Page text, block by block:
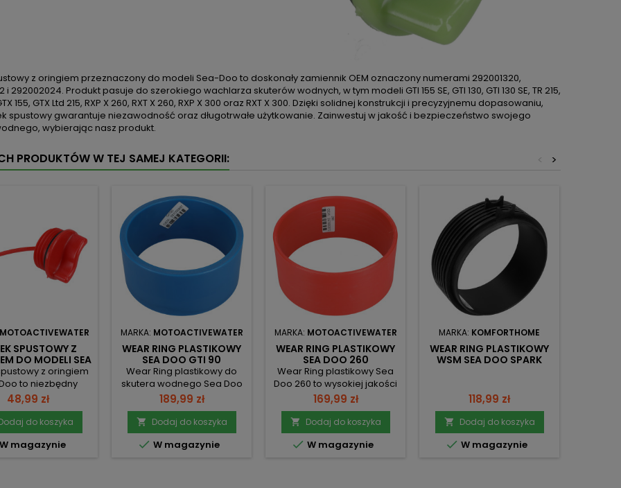
z oringiem przeznaczony do modeli Sea-Doo to doskonały zamiennik OEM oznaczony numerami 292001320,
i 292002024. Produkt pasuje do szerokiego wachlarza skuterów wodnych, w tym modeli GTI 155 SE, GTI 130, GTI 130 SE, TR 215,
155, GTX Ltd 215, RXP X 260, RXT X 260, RXP X 300 oraz RXT X 300. Dzięki solidnej konstrukcji i precyzyjnemu dopasowaniu,
spustowy gwarantuje niezawodność oraz długotrwałe użytkowanie. Zainwestuj w jakość i bezpieczeństwo swojego
wybierając nasz produkt.
PRODUKTÓW W TEJ SAMEJ KATEGORII: >
<
MOTOACTIVEWATER
SPUSTOWY Z
DO MODELI SEA
GTI, GTX, RXP I
SPARK
z oringiem
to niezbędny
wyposażenia
właściciela
wodnych. Produkt
doskonałą
dla
Cena
48,99 zł
do koszyka
W magazynie
MARKA: MOTOACTIVEWATER
WEAR RING PLASTIKOWY
SEA DOO GTI 90
Wear Ring plastikowy do
skutera wodnego Sea Doo
GTI 90 to wysokiej jakości
element, który zapewnia
optymalną wydajność oraz
trwałość. Produkt wykonany
jest z wytrzymałego
Cena
189,99 zł
 Dodaj do koszyka
 W magazynie
MARKA: MOTOACTIVEWATER
WEAR RING PLASTIKOWY
SEA DOO 260
Wear Ring plastikowy Sea
Doo 260 to wysokiej jakości
zamiennik, który zapewnia
doskonałą wydajność oraz
długotrwałą trwałość.
Wykonany z materiałów
odpornych na działanie
Cena
169,99 zł
 Dodaj do koszyka
 W magazynie
MARKA: KOMFORTHOME
WEAR RING PLASTIKOWY
WSM SEA DOO SPARK
Cena
118,99 zł
 Dodaj do koszyka
 W magazynie